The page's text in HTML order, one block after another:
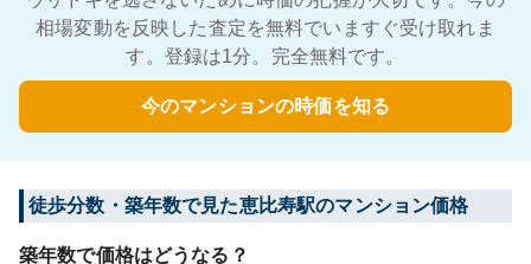
相場変動を反映した査定を無料でいますぐ受け取れま
す。登録は1分。完全無料です。
今のマンションの時価を知る
徒歩分数・築年数で見た恵比寿駅のマンション価格
築年数で価格はどうなる？